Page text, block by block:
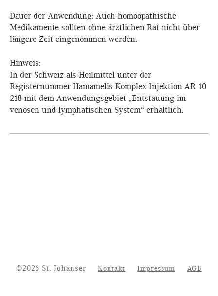
Dauer der Anwendung: Auch homöopathische
Medikamente sollten ohne ärztlichen Rat nicht über
längere Zeit eingenommen werden.
Hinweis:
In der Schweiz als Heilmittel unter der
Registernummer Hamamelis Komplex Injektion AR 10
218 mit dem Anwendungsgebiet „Entstauung im
venösen und lymphatischen System“ erhältlich.
©2026 St. JohanserKontakt Impressum
AGB